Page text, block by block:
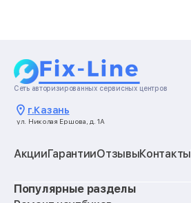
Сеть авторизированных сервисных центров
г.Казань
ул. Николая Ершова, д. 1А
АкцииГарантииОтзывыКонтакты
Популярные разделы